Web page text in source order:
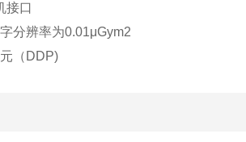
接口
分辨率为0.01μGym2
（DDP)